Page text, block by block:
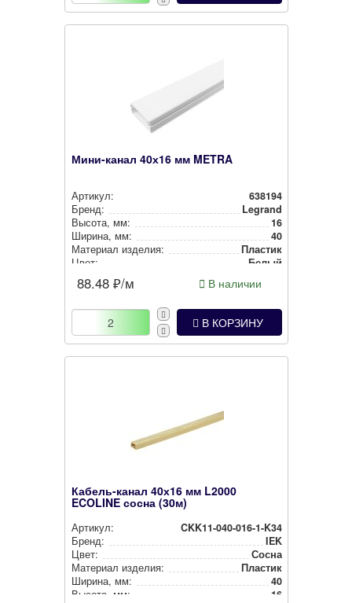
Мини-канал 40х16 мм METRA
Артикул:
638194
Бренд:
Legrand
Высота, мм:
16
Ширина, мм:
40
Материал изделия:
Пластик
Цвет:
Белый
88.48 ₽/м В наличии
В КОРЗИНУ
Кабель-канал 40х16 мм L2000
ECOLINE сосна (30м)
Артикул:
CKK11-040-016-1-K34
Бренд:
IEK
Цвет:
Сосна
Материал изделия:
Пластик
Ширина, мм:
40
Высота, мм:
16